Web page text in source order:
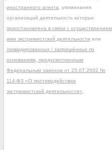
иностранного агента , упоминания
организаций деятельность которых
приостановлена в связи с осуществлением
ими экстремистской деятельности или
ликвидированных / запрещённых по
основаниям, предусмотренным
Федеральным законом от 25.07.2002 №
114-ФЗ «О противодействии
экстремистской деятельности»